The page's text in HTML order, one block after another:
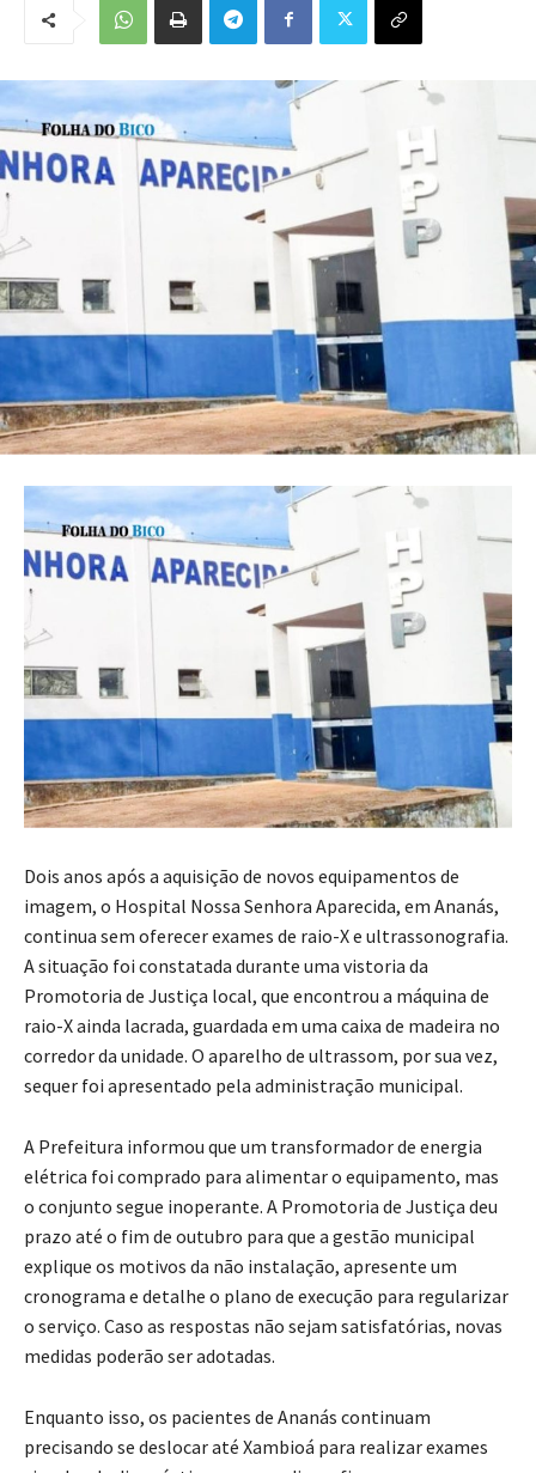
Dois anos após a aquisição de novos equipamentos de
imagem, o Hospital Nossa Senhora Aparecida, em Ananás,
continua sem oferecer exames de raio-X e ultrassonografia.
A situação foi constatada durante uma vistoria da
Promotoria de Justiça local, que encontrou a máquina de
raio-X ainda lacrada, guardada em uma caixa de madeira no
corredor da unidade. O aparelho de ultrassom, por sua vez,
sequer foi apresentado pela administração municipal.
A Prefeitura informou que um transformador de energia
elétrica foi comprado para alimentar o equipamento, mas
o conjunto segue inoperante. A Promotoria de Justiça deu
prazo até o fim de outubro para que a gestão municipal
explique os motivos da não instalação, apresente um
cronograma e detalhe o plano de execução para regularizar
o serviço. Caso as respostas não sejam satisfatórias, novas
medidas poderão ser adotadas.
Enquanto isso, os pacientes de Ananás continuam
precisando se deslocar até Xambioá para realizar exames